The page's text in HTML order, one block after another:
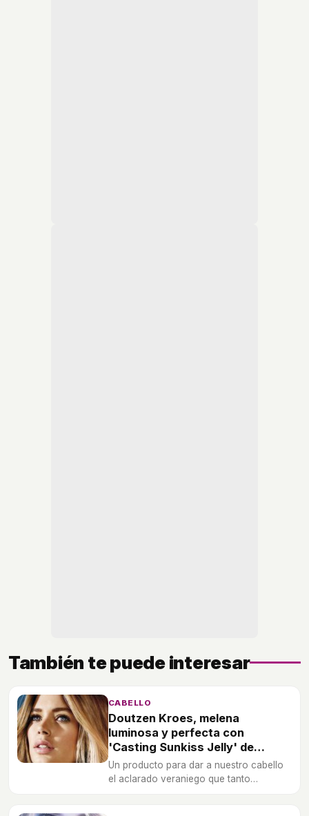
También te puede interesar
CABELLO
Doutzen Kroes, melena
luminosa y perfecta con
'Casting Sunkiss Jelly' de
L'Oréal
Un producto para dar a nuestro cabello
el aclarado veraniego que tanto